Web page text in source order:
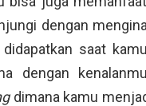
dengan
saat
dengan
dimana kamu